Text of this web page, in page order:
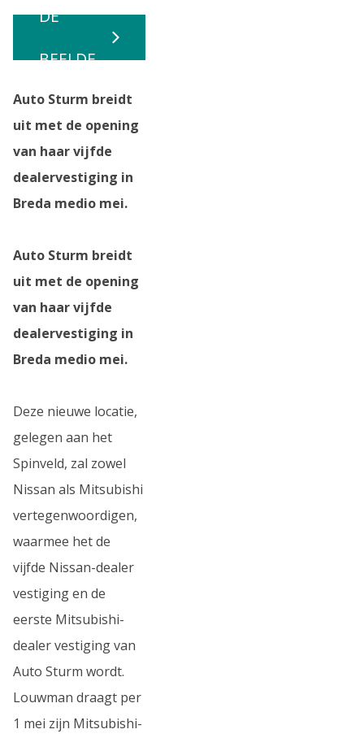
DE
BEELDE
N
Auto Sturm breidt
uit met de opening
van haar vijfde
dealervestiging in
Breda medio mei.
Auto Sturm breidt
uit met de opening
van haar vijfde
dealervestiging in
Breda medio mei.
Deze nieuwe locatie,
gelegen aan het
Spinveld, zal zowel
Nissan als Mitsubishi
vertegenwoordigen,
waarmee het de
vijfde Nissan-dealer
vestiging en de
eerste Mitsubishi-
dealer vestiging van
Auto Sturm wordt.
Louwman draagt per
1 mei zijn Mitsubishi-